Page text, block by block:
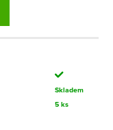
Skladem
5 ks